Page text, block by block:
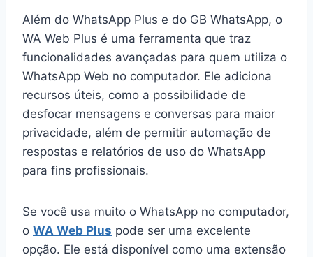
Além do WhatsApp Plus e do GB WhatsApp, o
WA Web Plus é uma ferramenta que traz
funcionalidades avançadas para quem utiliza o
WhatsApp Web no computador. Ele adiciona
recursos úteis, como a possibilidade de
desfocar mensagens e conversas para maior
privacidade, além de permitir automação de
respostas e relatórios de uso do WhatsApp
para fins profissionais.
Se você usa muito o WhatsApp no computador,
o WA Web Plus pode ser uma excelente
opção. Ele está disponível como uma extensão